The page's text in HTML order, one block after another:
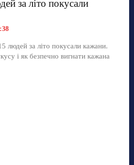
за літо покусали
людей за літо покусали кажани.
і як безпечно вигнати кажана